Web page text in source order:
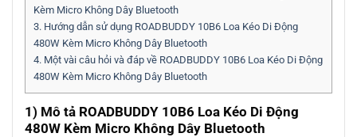
Kèm Micro Không Dây Bluetooth
3. Hướng dẫn sử dụng ROADBUDDY 10B6 Loa Kéo Di Động
480W Kèm Micro Không Dây Bluetooth
4. Một vài câu hỏi và đáp về ROADBUDDY 10B6 Loa Kéo Di Động
480W Kèm Micro Không Dây Bluetooth
1) Mô tả ROADBUDDY 10B6 Loa Kéo Di Động
480W Kèm Micro Không Dây Bluetooth